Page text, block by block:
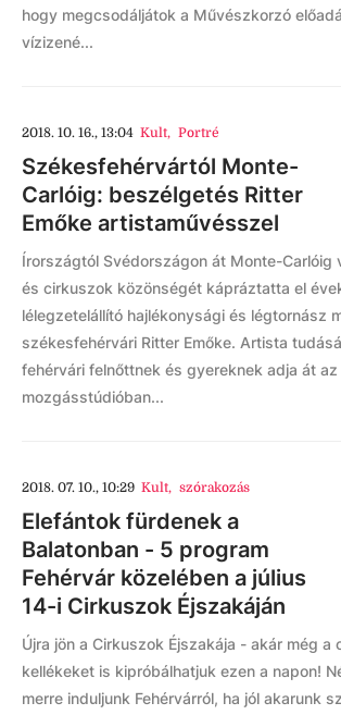
hogy megcsodáljátok a Művészkorzó
vízizené...
2018. 10. 16., 13:04 Kult, Portré
Székesfehérvártól Monte-
Carlóig: beszélgetés Ritter
Emőke artistaművésszel
Írországtól Svédországon át Monte-Carlóig
és cirkuszok közönségét kápráztatta el
lélegzetelállító hajlékonysági és légtornász
székesfehérvári Ritter Emőke. Artista
fehérvári felnőttnek és gyereknek adja át
mozgásstúdióban...
2018. 07. 10., 10:29 Kult, szórakozás
Elefántok fürdenek a
Balatonban - 5 program
Fehérvár közelében a július
14-i Cirkuszok Éjszakáján
Újra jön a Cirkuszok Éjszakája - akár még a
kellékeket is kipróbálhatjuk ezen a napon!
merre induljunk Fehérvárról, ha jól akarunk